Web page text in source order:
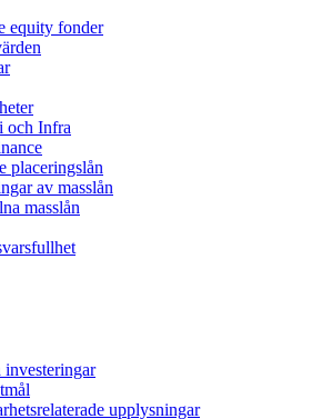
equity fonder
och Infra
placeringslån
av masslån
masslån
upplysningar